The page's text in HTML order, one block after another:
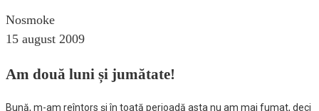
Nosmoke
15 august 2009
Am două luni și jumătate!
Bună, m-am reîntors și în toată perioadă asta nu am mai fumat, deci